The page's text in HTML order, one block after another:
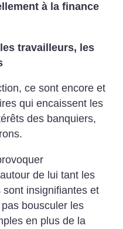
à la finance
travailleurs, les
ce sont encore et
qui encaissent les
des banquiers,
de lui tant les
sont insignifiantes et
bousculer les
en plus de la